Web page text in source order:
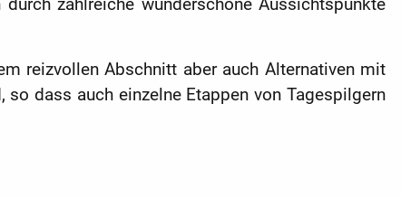
zahlreiche wunderschöne Aussichtspunkte
reizvollen Abschnitt aber auch Alternativen mit
dass auch einzelne Etappen von Tagespilgern